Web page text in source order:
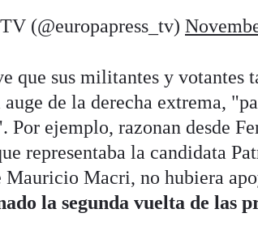
(@europapress_tv)
que sus militantes y votantes
de la derecha extrema,
Por ejemplo, razonan desde
representaba la candidata
Mauricio Macri, no hubiera
la segunda vuelta de las